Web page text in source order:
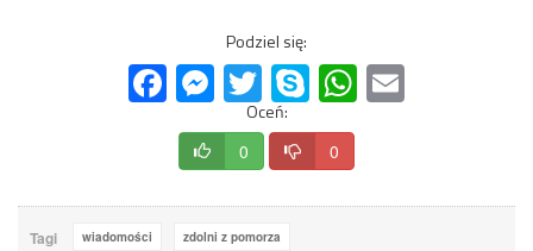
Podziel się:
FacebookMessenger
Twitter Skype WhatsApp
Oceń:
0 0
Tagi wiadomości zdolni z pomorza